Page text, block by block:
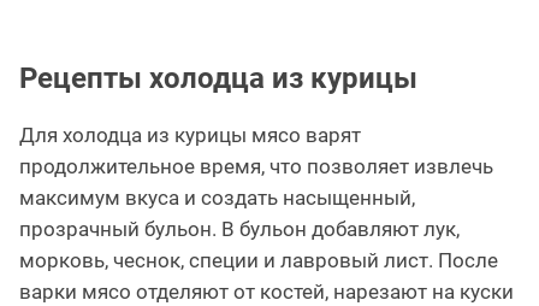
Рецепты холодца из курицы
Для холодца из курицы мясо варят
продолжительное время, что позволяет извлечь
максимум вкуса и создать насыщенный,
прозрачный бульон. В бульон добавляют лук,
морковь, чеснок, специи и лавровый лист. После
варки мясо отделяют от костей, нарезают на куски